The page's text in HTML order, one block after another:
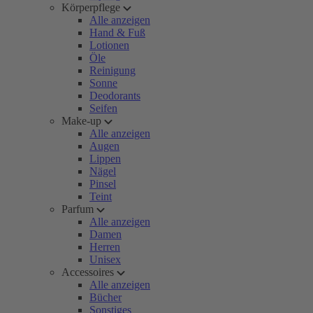
Körperpflege
Alle anzeigen
Hand & Fuß
Lotionen
Öle
Reinigung
Sonne
Deodorants
Seifen
Make-up
Alle anzeigen
Augen
Lippen
Nägel
Pinsel
Teint
Parfum
Alle anzeigen
Damen
Herren
Unisex
Accessoires
Alle anzeigen
Bücher
Sonstiges